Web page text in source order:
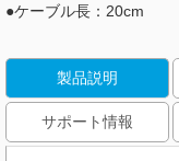
●ケーブル長：20cm
製品説明
サポート情報